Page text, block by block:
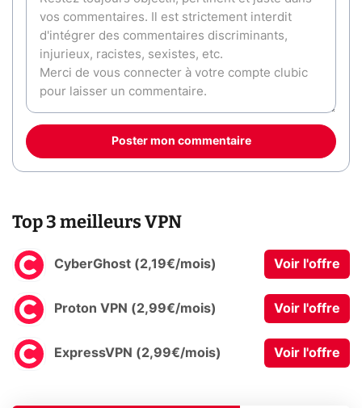
Poster mon commentaire
Top 3 meilleurs VPN
CyberGhost (2,19€/mois) Voir l'offre
Proton VPN (2,99€/mois) Voir l'offre
ExpressVPN (2,99€/mois) Voir l'offre